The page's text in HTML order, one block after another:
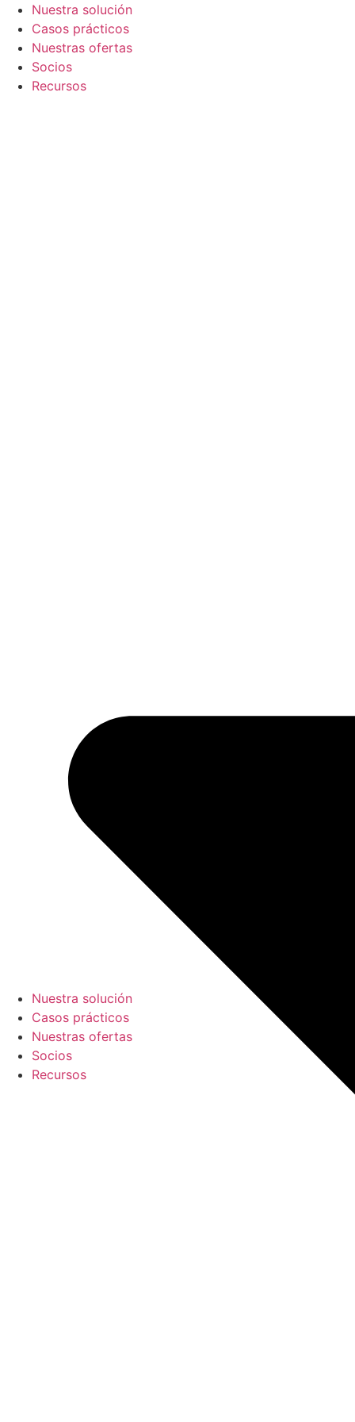
Nuestra solución
Casos prácticos
Nuestras ofertas
Socios
Recursos
Nuestra solución
Casos prácticos
Nuestras ofertas
Socios
Recursos